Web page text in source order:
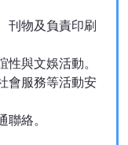
刊物及負責印刷
與文娛活動。
會服務等活動安
絡。